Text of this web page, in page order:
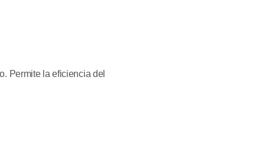
Permite la eficiencia del